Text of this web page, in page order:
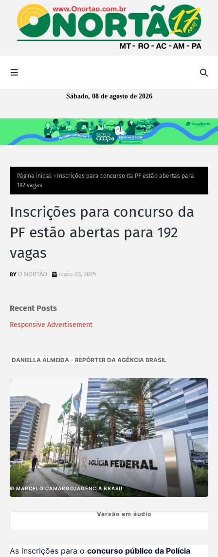
Sábado, 08 de agosto de 2026
Página inicial
Inscrições para concurso da PF estão abertas para
192 vagas
Inscrições para concurso da
PF estão abertas para 192
vagas
O NORTÃO maio 03, 2025
Recent Posts
Responsive Advertisement
DANIELLA ALMEIDA - REPÓRTER DA AGÊNCIA BRASIL
© MARCELO CAMARGO/AGÊNCIA BRASIL
Versão em áudio
As inscrições para o concurso público da Polícia